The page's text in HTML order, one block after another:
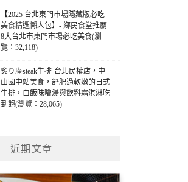
【2025 台北東門市場隱藏版必吃
美食精選懶人包】- 鄉民食堂推薦
8大台北市東門市場必吃美食(瀏
覽：32,118)
炙り庵steak牛排-台北民權店，中
山國中站美食，舒肥過軟嫩的日式
牛排，白飯味噌湯與飲料霜淇淋吃
到飽(瀏覽：28,065)
近期文章